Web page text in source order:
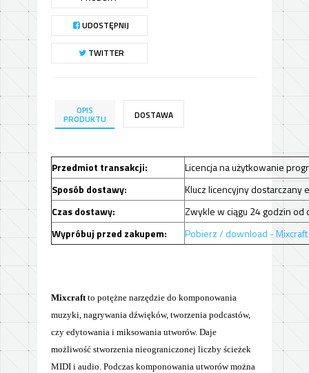
UDOSTĘPNIJ
TWITTER
OPIS
PRODUKTU DOSTAWA
Przedmiot transakcji:
Licencja na użytkowanie
Sposób dostawy:
Klucz licencyjny dostarczany
Czas dostawy:
Zwykle w ciągu 24 godzin od
Wypróbuj przed zakupem:
Pobierz / download -Mixcraft
Mixcraftto potężne narzędzie do komponowania
muzyki, nagrywania dźwięków, tworzenia podcastów,
czy edytowania i miksowania utworów. Daje
możliwość stworzenia nieograniczonej liczby ścieżek
MIDI i audio. Podczas komponowania utworów można